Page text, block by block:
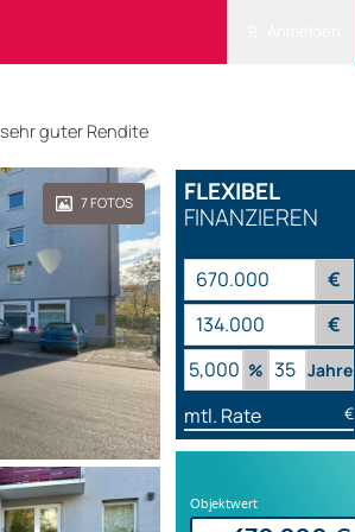
FLEXIBEL
FINANZIEREN
€
€
% Jahre
mtl. Rate €
guter Rendite
7FOTOS